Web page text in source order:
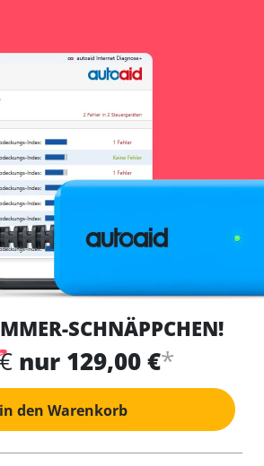
SCHNÄPPCHEN!
nur 129,00 €*
in den Warenkorb